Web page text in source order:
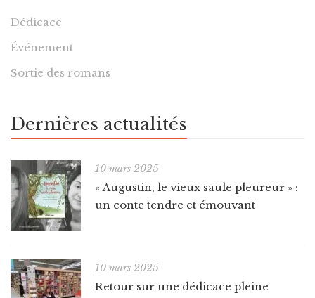
Dédicace
Événement
Sortie des romans
Dernières actualités
10 mars 2025
« Augustin, le vieux saule pleureur » :
un conte tendre et émouvant
10 mars 2025
Retour sur une dédicace pleine